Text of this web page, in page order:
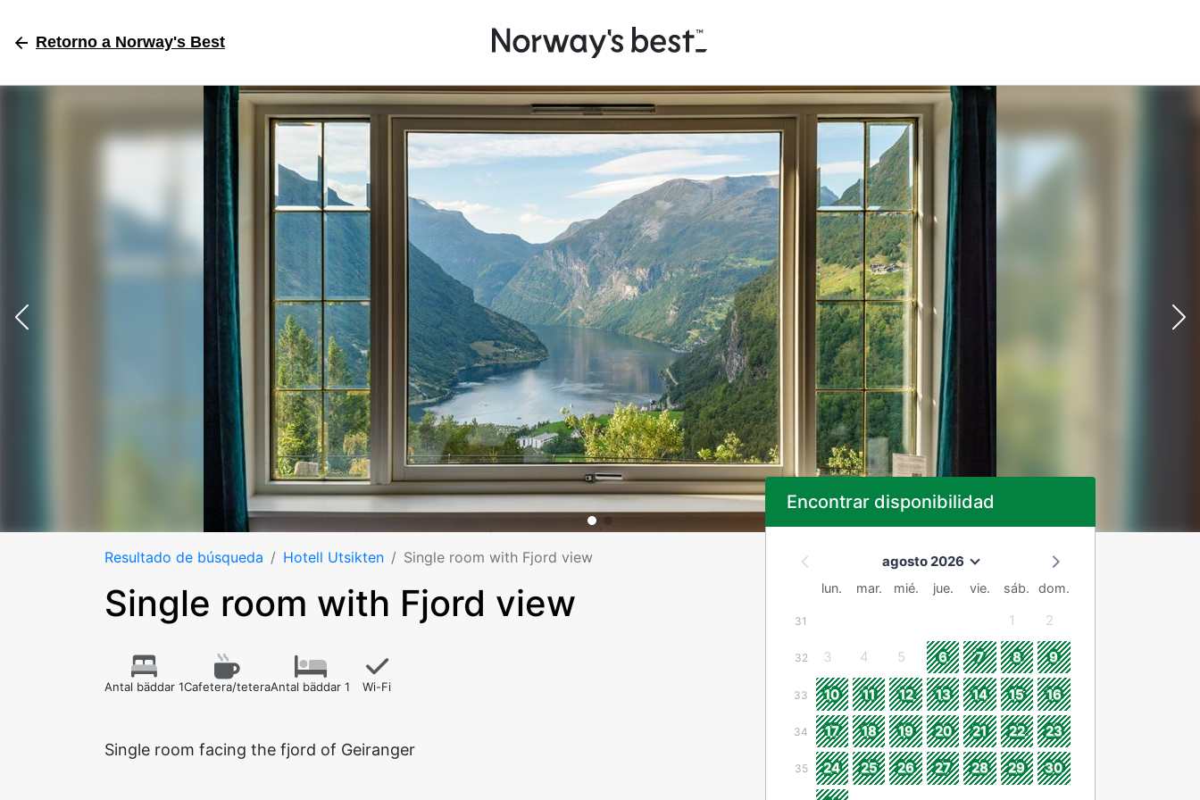
Retorno a Norway's Best
Resultado de búsqueda Hotell Utsikten Single room with Fjord view
Single room with Fjord view
Antal bäddar 1Cafetera/teteraAntal bäddar 1 Wi-Fi
Single room facing the fjord of Geiranger
Encontrar disponibilidad
agosto 2026
lun. mar. mié. jue. vie. sáb. dom.
31 1 2
32 3 4 5 6 7 8 9
33 10 11 12 13 14 15 16
34 17 18 19 20 21 22 23
35 24 25 26 27 28 29 30